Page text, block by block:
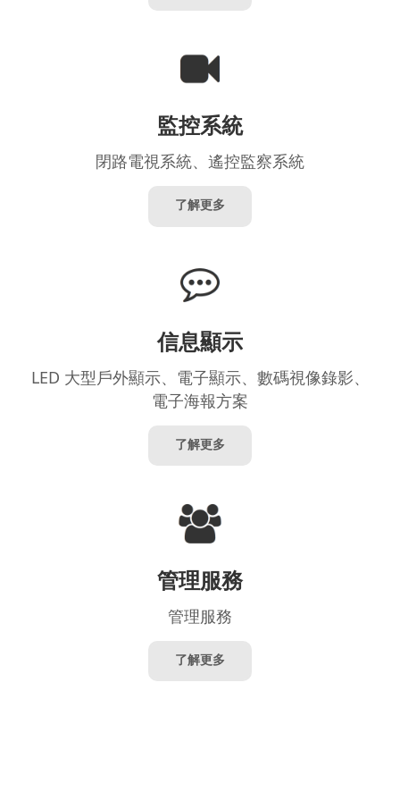
監控系統
閉路電視系統、遙控監察系統
了解更多
信息顯示
LED 大型戶外顯示、電子顯示、數碼視像錄影、
電子海報方案
了解更多
管理服務
管理服務
了解更多